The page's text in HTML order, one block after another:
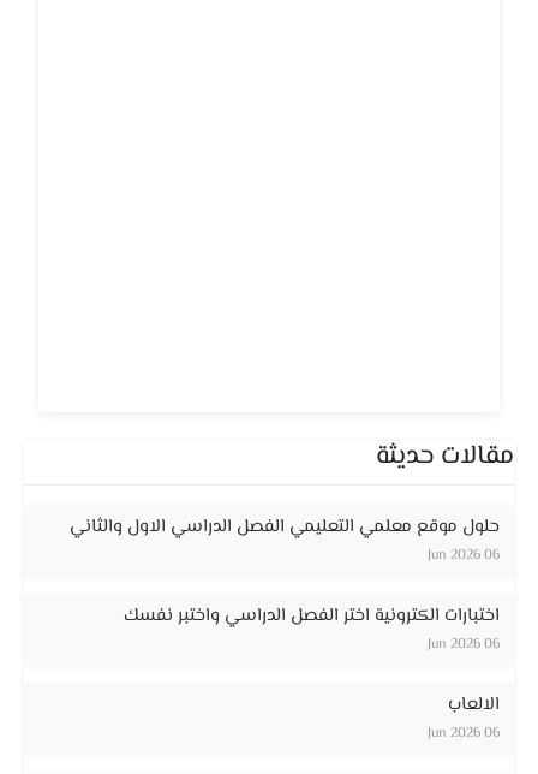
مقالات حديثة
حلول موقع معلمي التعليمي الفصل الدراسي الاول والثاني
06 Jun 2026
اختبارات الكترونية اختر الفصل الدراسي واختبر نفسك
06 Jun 2026
الالعاب
06 Jun 2026